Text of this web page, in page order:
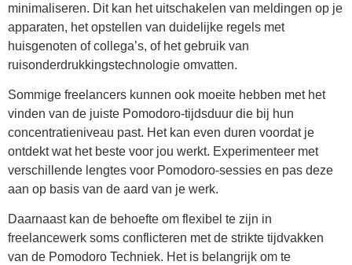
minimaliseren. Dit kan het uitschakelen van meldingen op je
apparaten, het opstellen van duidelijke regels met
huisgenoten of collega’s, of het gebruik van
ruisonderdrukkingstechnologie omvatten.
Sommige freelancers kunnen ook moeite hebben met het
vinden van de juiste Pomodoro-tijdsduur die bij hun
concentratieniveau past. Het kan even duren voordat je
ontdekt wat het beste voor jou werkt. Experimenteer met
verschillende lengtes voor Pomodoro-sessies en pas deze
aan op basis van de aard van je werk.
Daarnaast kan de behoefte om flexibel te zijn in
freelancewerk soms conflicteren met de strikte tijdvakken
van de Pomodoro Techniek. Het is belangrijk om te